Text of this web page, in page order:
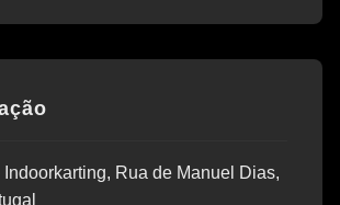
Rua de Manuel Dias,